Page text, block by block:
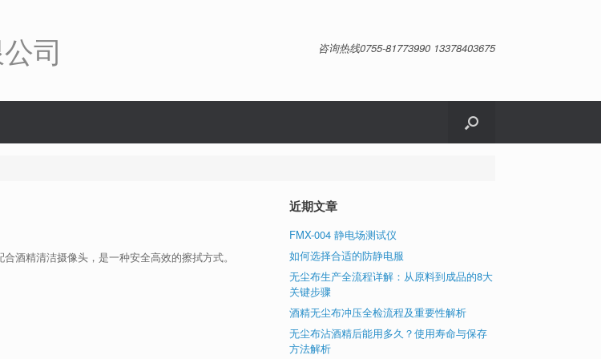
司 咨询热线0755-81773990 13378403675
酒精清洁摄像头，是一种安全高效的擦拭方式。
近期文章
FMX-004 静电场测试仪
如何选择合适的防静电服
无尘布生产全流程详解：从原料到成品的8大
关键步骤
酒精无尘布冲压全检流程及重要性解析
无尘布沾酒精后能用多久？使用寿命与保存
方法解析